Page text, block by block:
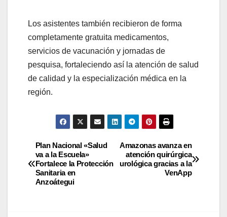
Los asistentes también recibieron de forma
completamente gratuita medicamentos,
servicios de vacunación y jornadas de
pesquisa, fortaleciendo así la atención de salud
de calidad y la especialización médica en la
región.
Amazonas avanza en
atención quirúrgica
urológica gracias a la
VenApp
Plan Nacional «Salud
va a la Escuela»
Fortalece la Protección
Sanitaria en
Anzoátegui